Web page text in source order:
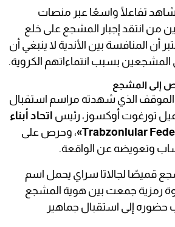
تفاعلًا واسعًا عبر منصات
من انتقد إجبار المشجع على خلع
أن المنافسة بين الأندية لا ينبغي أن
المشجعين بسبب انتماءاتهم الكروية.
إلى المشجع
الموقف الذي شهدته مراسم استقبال
تورغوت أوكسوز، رئيس اتحاد أبناء
، وحرص على
وتعويضه عن الواقعة.
قميصًا لجالاتا سراي يحمل اسم
رمزية جمعت بين هوية المشجع
حضوره إلى استقبال جماهير